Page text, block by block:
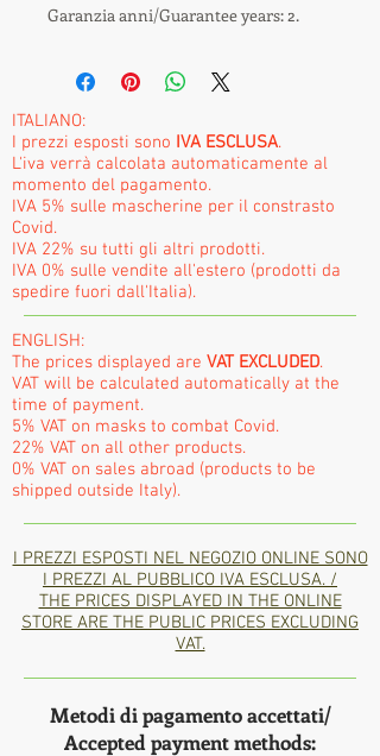
Garanzia anni/Guarantee years: 2.
ITALIANO:
I prezzi esposti sono IVA ESCLUSA.
L'iva verrà calcolata automaticamente al
momento del pagamento.
IVA 5% sulle mascherine per il constrasto
Covid.
IVA 22% su tutti gli altri prodotti.
IVA 0% sulle vendite all'estero (prodotti da
spedire fuori dall'Italia).
ENGLISH:
The prices displayed are VAT EXCLUDED.
VAT will be calculated automatically at the
time of payment.
5% VAT on masks to combat Covid.
22% VAT on all other products.
0% VAT on sales abroad (products to be
shipped outside Italy).
I PREZZI ESPOSTI NEL NEGOZIO ONLINE SONO
I PREZZI AL PUBBLICO IVA ESCLUSA. /
THE PRICES DISPLAYED IN THE ONLINE
STORE ARE THE PUBLIC PRICES EXCLUDING
VAT.
Metodi di pagamento accettati/
Accepted payment methods: